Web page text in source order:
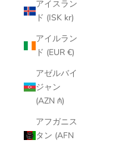
アイスラン
ド (ISK kr)
アイルラン
ド (EUR €)
アゼルバイ
ジャン
(AZN ₼)
アフガニス
タン (AFN